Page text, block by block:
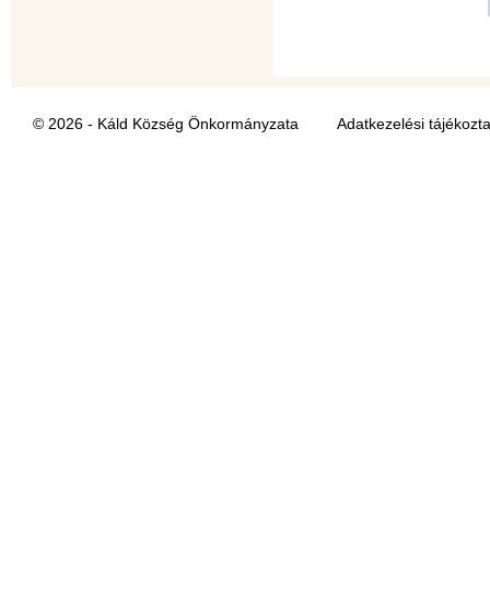
© 2026 - Káld Község Önkormányzata Adatkezelési